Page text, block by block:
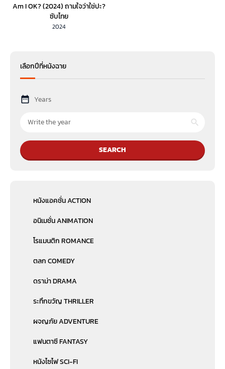
Am I OK? (2024) ถามใจว่าใช่ปะ?
ซับไทย
2024
เลือกปีที่หนังฉาย
Years
SEARCH
หนังแอคชั่น ACTION
อนิเมชั่น ANIMATION
โรแมนติก ROMANCE
ตลก COMEDY
ดราม่า DRAMA
ระทึกขวัญ THRILLER
ผจญภัย ADVENTURE
แฟนตาซี FANTASY
หนังไซไฟ SCI-FI